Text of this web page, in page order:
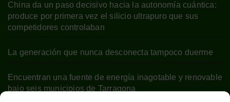
China da un paso decisivo hacia la autonomía cuántica:
produce por primera vez el silicio ultrapuro que sus
competidores controlaban
La generación que nunca desconecta tampoco duerme
Encuentran una fuente de energía inagotable y renovable
bajo seis municipios de Tarragona